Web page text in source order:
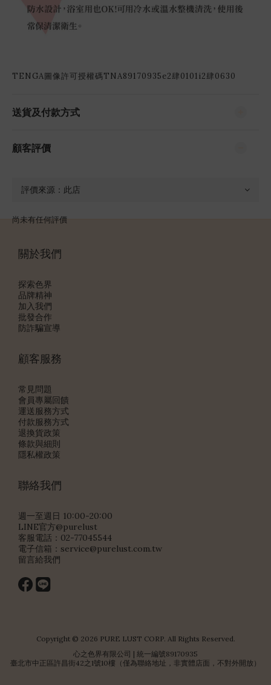
TENGA圖像許可授權碼TNA89170935e2肆0101i2肆0630
送貨及付款方式
顧客評價
尚未有任何評價
關於我們
探索色界
品牌精神
加入我們
批發合作
防詐騙宣導
顧客服務
常見問題
會員專屬回饋
運送服務方式
付款服務方式
退換貨政策
條款與細則
隱私權政策
聯絡我們
週一至週日 10:00-20:00
LINE官方@purelust
客服電話：02-77045544
電子信箱： service@purelust.com.tw
留言給我們
Copyright © 2026 PURE LUST CORP. All Rights Reserved.
心之色界有限公司 | 統一編號89170935
臺北市中正區許昌街42之1號10樓（僅為聯絡地址，非實體店面，不對外開放）